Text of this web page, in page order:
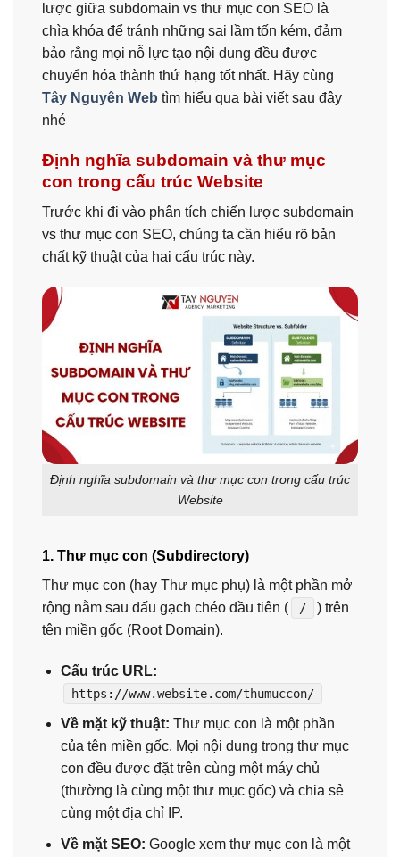
lược giữa subdomain vs thư mục con SEO là
chìa khóa để tránh những sai lầm tốn kém, đảm
bảo rằng mọi nỗ lực tạo nội dung đều được
chuyển hóa thành thứ hạng tốt nhất. Hãy cùng
Tây Nguyên Web tìm hiểu qua bài viết sau đây
nhé
Định nghĩa subdomain và thư mục
con trong cấu trúc Website
Trước khi đi vào phân tích chiến lược subdomain
vs thư mục con SEO, chúng ta cần hiểu rõ bản
chất kỹ thuật của hai cấu trúc này.
Định nghĩa subdomain và thư mục con trong cấu trúc
Website
1. Thư mục con (Subdirectory)
Thư mục con (hay Thư mục phụ) là một phần mở
rộng nằm sau dấu gạch chéo đầu tiên (
/
) trên
tên miền gốc (Root Domain).
Cấu trúc URL:
https://www.website.com/thumuccon/
Về mặt kỹ thuật: Thư mục con là một phần
của tên miền gốc. Mọi nội dung trong thư mục
con đều được đặt trên cùng một máy chủ
(thường là cùng một thư mục gốc) và chia sẻ
cùng một địa chỉ IP.
Về mặt SEO: Google xem thư mục con là một